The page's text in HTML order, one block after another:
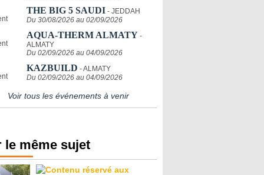
THE BIG 5 SAUDI - JEDDAH
Du 30/08/2026 au 02/09/2026
AQUA-THERM ALMATY -
ALMATY
Du 02/09/2026 au 04/09/2026
KAZBUILD - ALMATY
Du 02/09/2026 au 04/09/2026
Voir tous les événements à venir
le même sujet